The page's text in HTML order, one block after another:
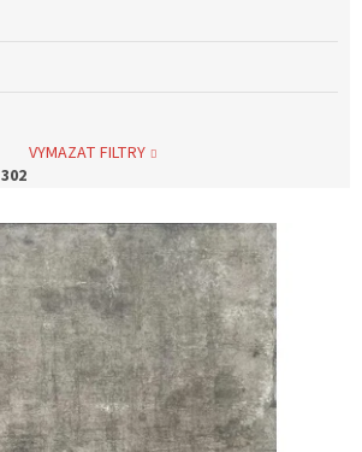
VYMAZAT FILTRY
302